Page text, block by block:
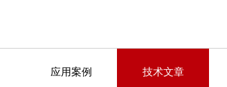
应用案例 技术文章